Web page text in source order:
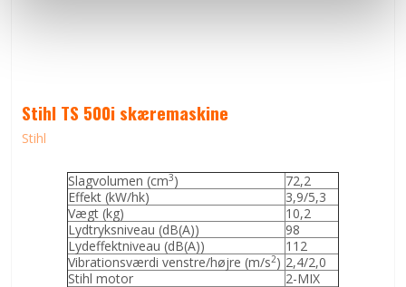
Stihl TS 500i skæremaskine
Stihl
Slagvolumen (cm3)
72,2
Effekt (kW/hk)
3,9/5,3
Vægt (kg)
10,2
Lydtryksniveau (dB(A))
98
Lydeffektniveau (dB(A))
112
Vibrationsværdi venstre/højre (m/s2) 2,4/2,0
Stihl motor
2-MIX